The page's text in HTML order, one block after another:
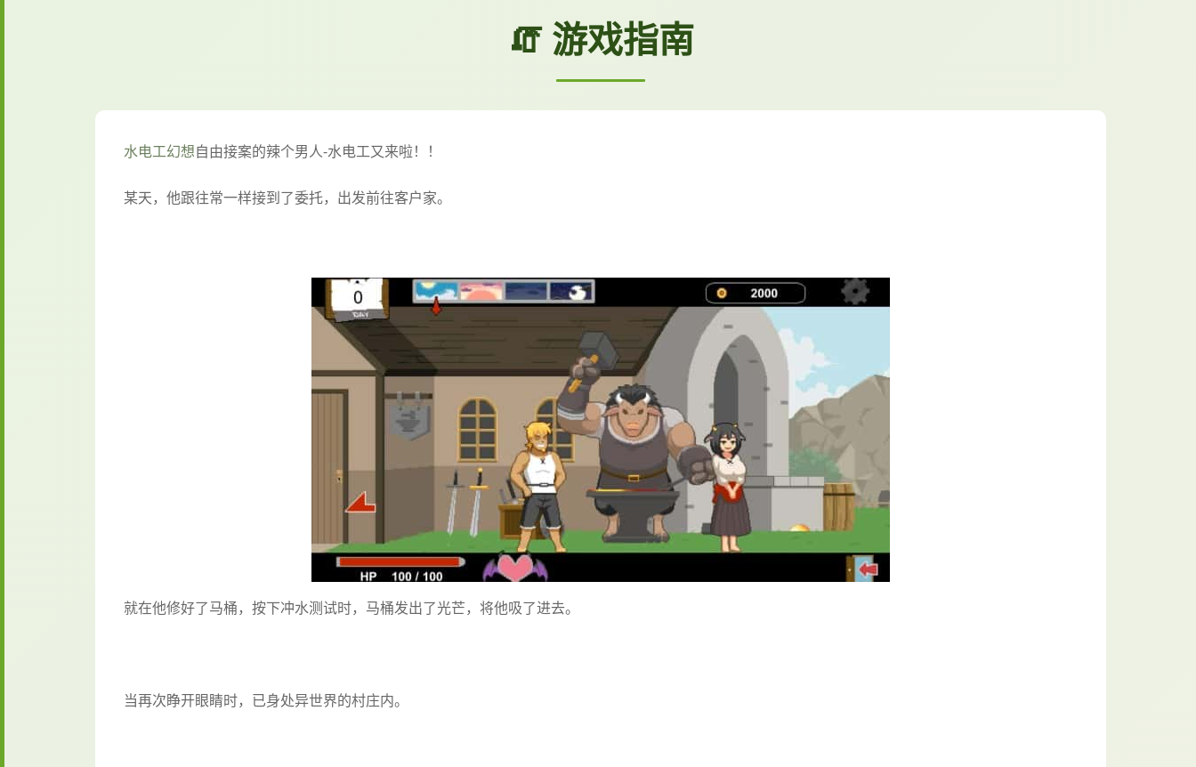
🧯 游戏指南
水电工幻想自由接案的辣个男人-水电工又来啦！！
某天，他跟往常一样接到了委托，出发前往客户家。
就在他修好了马桶，按下冲水测试时，马桶发出了光芒，将他吸了进去。
当再次睁开眼睛时，已身处异世界的村庄内。